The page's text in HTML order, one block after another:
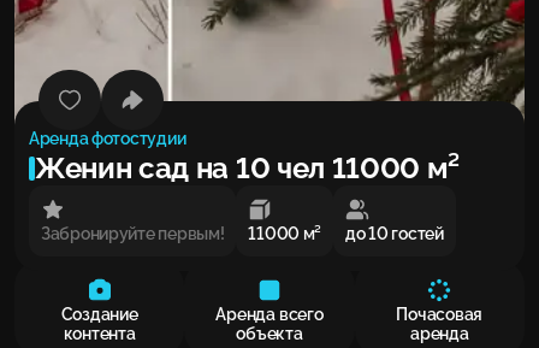
Все фото
Аренда фотостудии
Женин сад на 10 чел 11000 м²
Забронируйте первым! 11000 м² до 10 гостей
Создание
контента
Аренда всего
объекта
Почасовая
аренда